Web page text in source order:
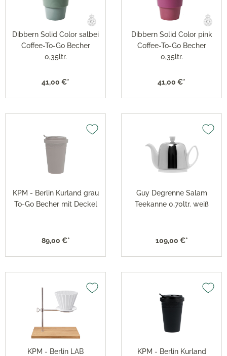
Dibbern Solid Color salbei
Coffee-To-Go Becher
0,35ltr.
41,00 €*
Dibbern Solid Color pink
Coffee-To-Go Becher
0,35ltr.
41,00 €*
KPM - Berlin Kurland grau
To-Go Becher mit Deckel
89,00 €*
Guy Degrenne Salam
Teekanne 0,70ltr. weiß
109,00 €*
KPM - Berlin LAB
KPM - Berlin Kurland